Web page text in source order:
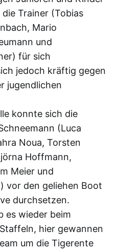
Trainer (Tobias
Mario
und
für sich
jedoch kräftig gegen
jugendlichen
konnte sich die
(Luca
Noua, Torsten
Hoffmann,
Meier und
vor den geliehen Boot
durchsetzen.
es wieder beim
hier gewannen
um die Tigerente